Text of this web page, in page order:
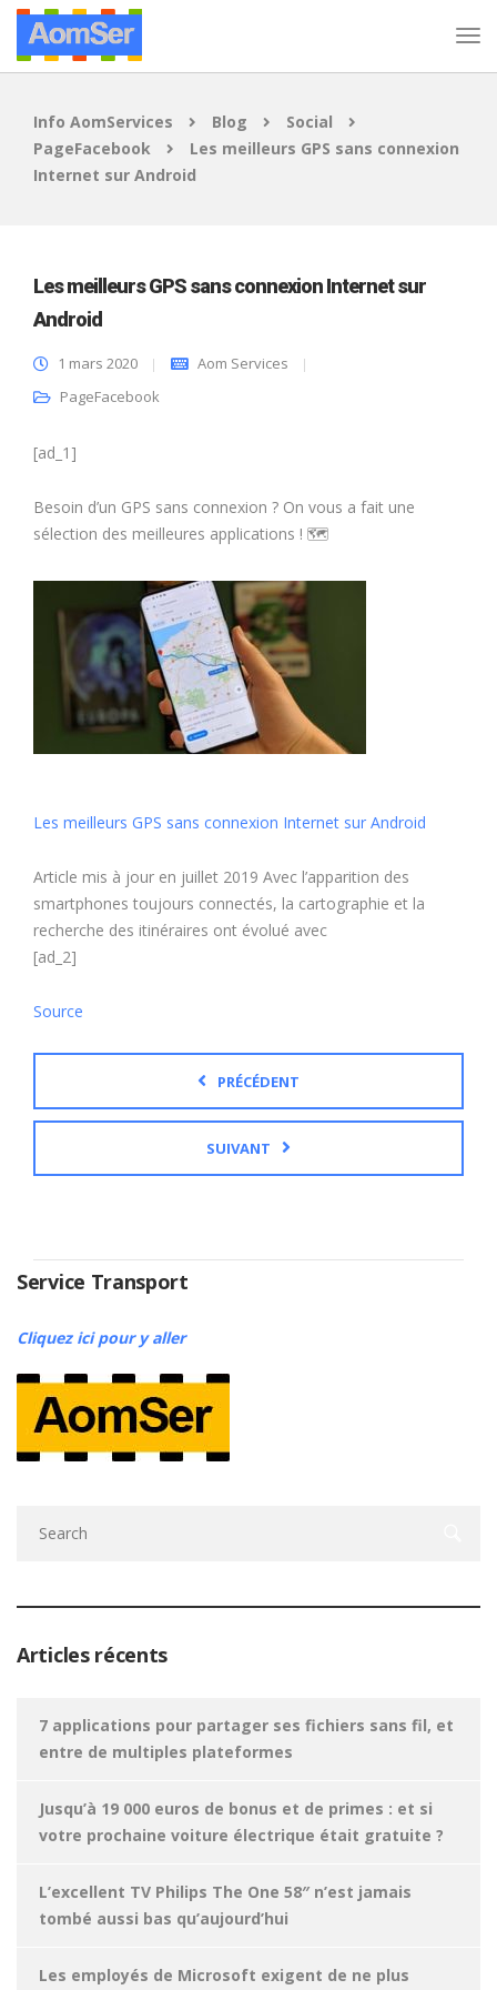
Info AomServices Blog
Social
PageFacebook
Les meilleurs GPS sans connexion
Internet sur Android
Les meilleurs GPS sans connexion Internet sur
Android
1 mars 2020
Aom Services
PageFacebook
[ad_1]
Besoin d’un GPS sans connexion ? On vous a fait une
sélection des meilleures applications ! 🗺
Les meilleurs GPS sans connexion Internet sur Android
Article mis à jour en juillet 2019 Avec l’apparition des
smartphones toujours connectés, la cartographie et la
recherche des itinéraires ont évolué avec
[ad_2]
Source
PRÉCÉDENT
SUIVANT
Service Transport
Cliquez ici pour y aller
Articles récents
7 applications pour partager ses fichiers sans fil, et
entre de multiples plateformes
Jusqu’à 19 000 euros de bonus et de primes : et si
votre prochaine voiture électrique était gratuite ?
L’excellent TV Philips The One 58″ n’est jamais
tombé aussi bas qu’aujourd’hui
Les employés de Microsoft exigent de ne plus